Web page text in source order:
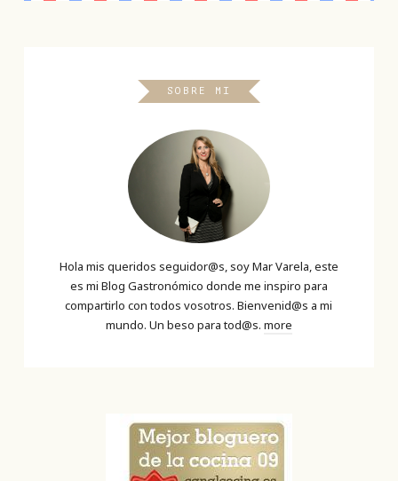
SOBRE MI
Hola mis queridos seguidor@s, soy Mar Varela, este
es mi Blog Gastronómico donde me inspiro para
compartirlo con todos vosotros. Bienvenid@s a mi
mundo. Un beso para tod@s. more